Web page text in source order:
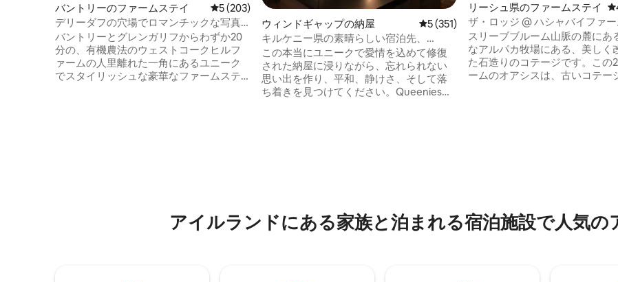
バントリーのファームステイ レビュー203件、5つ星中5つ星の平均評価
5 (203)
デリーダフの穴場でロマンチックな写真
撮影
バントリーとグレンガリフからわずか20
分の、有機農法のウェストコークヒルフ
ァームの人里離れた一角にあるユニーク
でスタイリッシュな豪華なファームステ
ウィンドギャップの納屋 レビュー351件、5つ星中5つ星の平均評価
5 (351)
キルケニー県の素晴らしい宿泊先、
Queenies lodge
この本当にユニークで愛情を込めて修復
された納屋に浸りながら、忘れられない
思い出を作り、平和、静けさ、そして落
ち着きを見つけてください。Queenies
れるには格別の家となっています。
リーシュ県のファームステイ
ザ・ロッジ @ ハシャバイファ
スリーブブルーム山脈の麓にあ
なアルパカ牧場にある、美しく
た石造りのコテージです。この
ームのオアシスは、古いコテー
アイルランドにある家族と泊まれる宿泊施設で人気の